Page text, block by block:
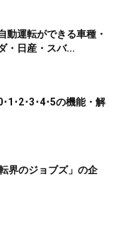
動運転ができる車種・
・日産・スバ...
1･2･3･4･5の機能・解
界のジョブズ」の企